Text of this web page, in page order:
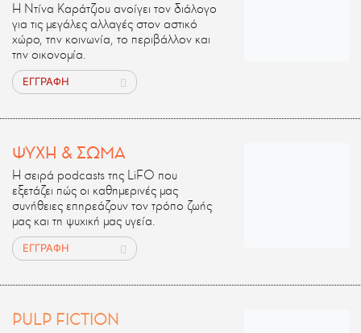
Η Ντίνα Καράτζιου ανοίγει τον διάλογο
για τις μεγάλες αλλαγές στον αστικό
χώρο, την κοινωνία, το περιβάλλον και
την οικονομία.
ΕΓΓΡΑΦΗ
ΨΥΧΗ & ΣΩΜΑ
Η σειρά podcasts της LiFO που
εξετάζει πώς οι καθημερινές μας
συνήθειες επηρεάζουν τον τρόπο ζωής
μας και τη ψυχική μας υγεία.
ΕΓΓΡΑΦΗ
PULP FICTION